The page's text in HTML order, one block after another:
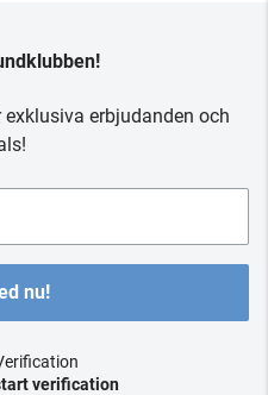
erbjudanden och
nu!
verification